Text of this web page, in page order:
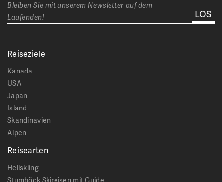
Bleiben Sie mit unserem Newsletter auf dem
Laufenden!
Reiseziele
Kanada
USA
Japan
Island
Skandinavien
Alpen
Reisearten
Heliskiing
Stumböck Skireisen mit Guide